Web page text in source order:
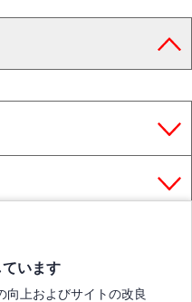
います
向上およびサイトの改良